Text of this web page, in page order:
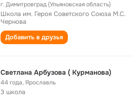
г. Димитровград (Ульяновская область)
Школа им. Героя Советского Союза М.С.
Чернова
Добавить в друзья
Светлана Арбузова ( Курманова)
44 года,Ярославль
3 школа